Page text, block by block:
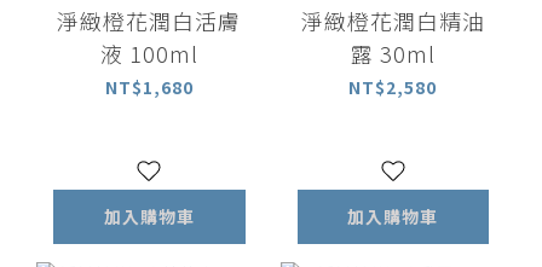
淨緻橙花潤白活膚
液 100ml
NT$1,680
加入購物車
淨緻橙花潤白精油
露 30ml
NT$2,580
加入購物車